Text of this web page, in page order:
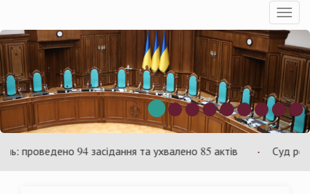
Toggle
Конституційний
Суд
України94 засідання та ухвалено 85 актів Суд